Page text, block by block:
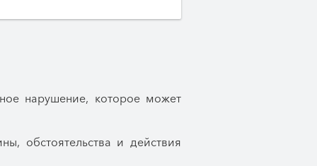
нарушение, которое может
обстоятельства и действия